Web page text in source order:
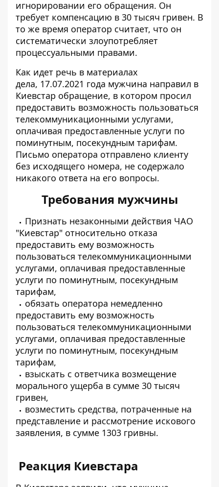
игнорировании его обращения. Он
требует компенсацию в 30 тысяч гривен. В
то же время оператор считает, что он
систематически злоупотребляет
процессуальными правами.
Как идет речь в материалах
дела, 17.07.2021 года мужчина направил в
Киевстар обращение, в котором просил
предоставить возможность пользоваться
телекоммуникационными услугами,
оплачивая предоставленные услуги по
поминутным, посекундным тарифам.
Письмо оператора отправлено клиенту
без исходящего номера, не содержало
никакого ответа на его вопросы.
Требования мужчины
Признать незаконными действия ЧАО
"Киевстар" относительно отказа
предоставить ему возможность
пользоваться телекоммуникационными
услугами, оплачивая предоставленные
услуги по поминутным, посекундным
тарифам,
обязать оператора немедленно
предоставить ему возможность
пользоваться телекоммуникационными
услугами, оплачивая предоставленные
услуги по поминутным, посекундным
тарифам,
взыскать с ответчика возмещение
морального ущерба в сумме 30 тысяч
гривен,
возместить средства, потраченные на
представление и рассмотрение искового
заявления, в сумме 1303 гривны.
Реакция Киевстара